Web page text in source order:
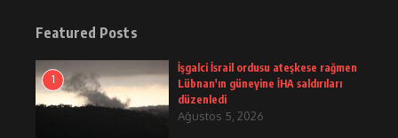
Featured Posts
1
İşgalci İsrail ordusu ateşkese rağmen
Lübnan'ın güneyine İHA saldırıları
düzenledi
Ağustos 5, 2026